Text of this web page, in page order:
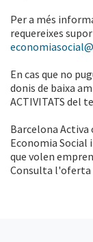
Per a més
requereixes
En cas que no
donis de baixa
ACTIVITATS del
Barcelona
Economia Social
que volen
Consulta l'oferta